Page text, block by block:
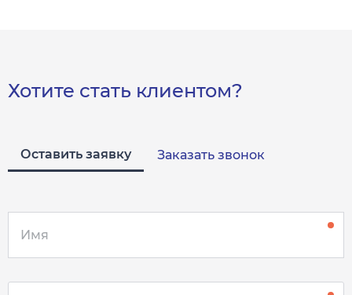
Хотите стать клиентом?
Оставить заявку Заказать звонок